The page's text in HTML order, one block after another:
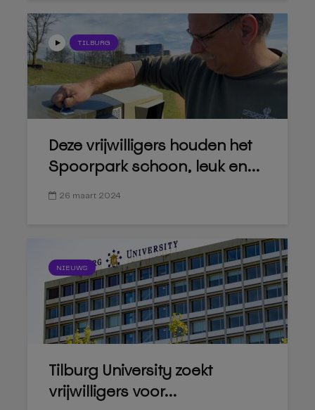
TILBURG
Deze vrijwilligers houden het
Spoorpark schoon, leuk en...
26 maart 2024
NIEUWS
Tilburg University zoekt
vrijwilligers voor...